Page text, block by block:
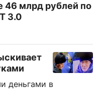
46 млрд рублей по
3.0
деньгами в